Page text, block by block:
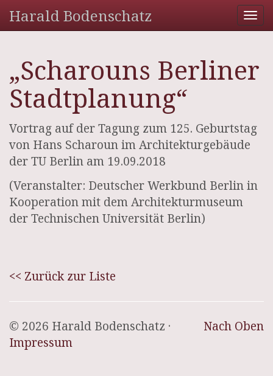
Harald Bodenschatz
„Scharouns Berliner
Stadtplanung“
Vortrag auf der Tagung zum 125. Geburtstag
von Hans Scharoun im Architekturgebäude
der TU Berlin am 19.09.2018
(Veranstalter: Deutscher Werkbund Berlin in
Kooperation mit dem Architekturmuseum
der Technischen Universität Berlin)
<< Zurück zur Liste
Nach Oben
© 2026 Harald Bodenschatz ·
Impressum